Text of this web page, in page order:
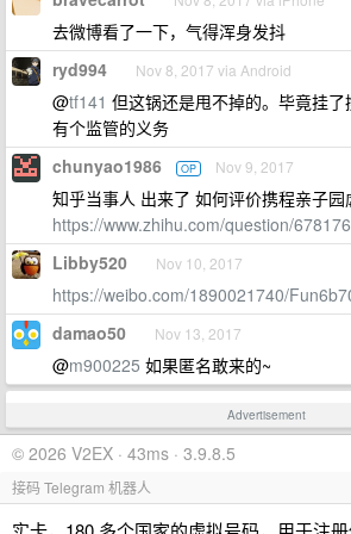
去微博看了一下，气得浑身发抖
ryd994 Nov 8, 2017 via Android
@tf141 但这锅还是甩不掉的。毕竟挂
有个监管的义务
chunyao1986 OP Nov 9, 2017
知乎当事人 出来了 如何评价携程亲子
https://www.zhihu.com/question/
Libby520 Nov 10, 2017
https://weibo.com/1890021740/
damao50 Nov 13, 2017
@m900225 如果匿名敢来的~
Advertisement
© 2026 V2EX · 43ms · 3.9.8.5
接码 Telegram 机器人